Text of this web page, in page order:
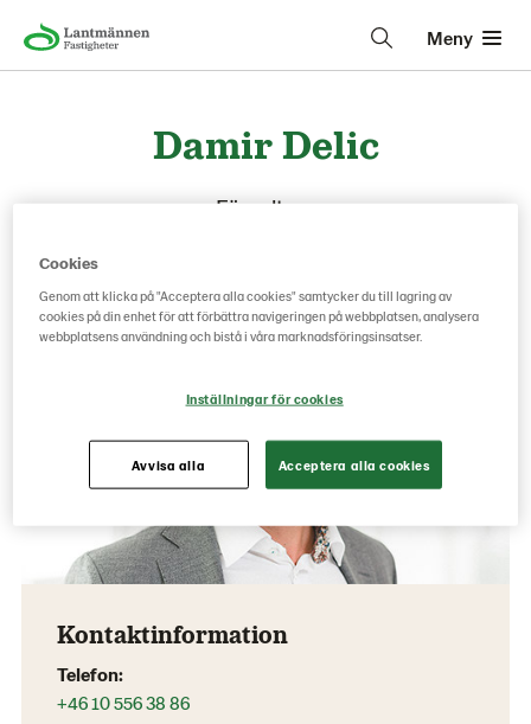
Meny
Damir Delic
Förvaltare
Kontaktinformation
Telefon:
+46 10 556 38 86
Cookies
Genom att klicka på "Acceptera alla cookies" samtycker du till lagring av
cookies på din enhet för att förbättra navigeringen på webbplatsen, analysera
webbplatsens användning och bistå i våra marknadsföringsinsatser.
Inställningar för cookies
Avvisa alla Acceptera alla cookies